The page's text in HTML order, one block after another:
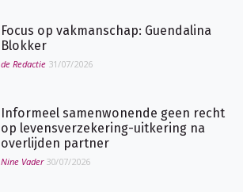
Focus op vakmanschap: Guendalina
Blokker
de Redactie 31/07/2026
Informeel samenwonende geen recht
op levensverzekering-uitkering na
overlijden partner
Nine Vader 30/07/2026